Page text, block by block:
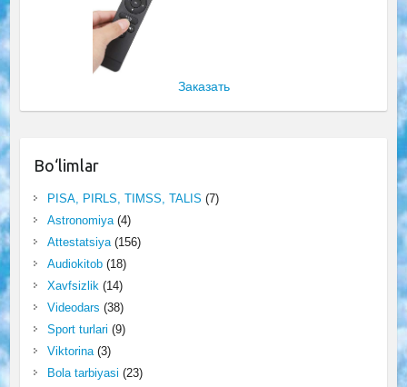
Заказать
Bo‘limlar
PISA, PIRLS, TIMSS, TALIS (7)
Astronomiya(4)
Attestatsiya(156)
Audiokitob(18)
Xavfsizlik(14)
Videodars (38)
Sport turlari (9)
Viktorina(3)
Bola tarbiyasi (23)